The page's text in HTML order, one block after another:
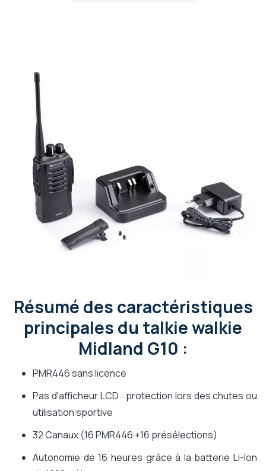
Résumé des caractéristiques
principales du talkie walkie
Midland G10 :
PMR446 sans licence
Pas d'afficheur LCD : protection lors des chutes ou
utilisation sportive
32 Canaux (16 PMR446 +16 présélections)
Autonomie de 16 heures grâce à la batterie Li-Ion